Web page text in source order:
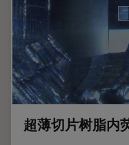
超薄切片树脂内